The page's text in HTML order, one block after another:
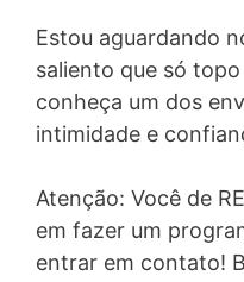
Estou aguardando
saliento que só
conheça um dos
intimidade e
Atenção: Você de
em fazer um
entrar em contato!